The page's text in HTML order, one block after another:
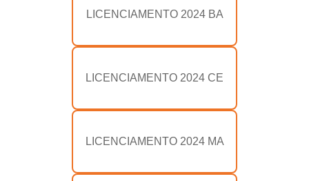
LICENCIAMENTO 2024 BA
LICENCIAMENTO 2024 CE
LICENCIAMENTO 2024 MA